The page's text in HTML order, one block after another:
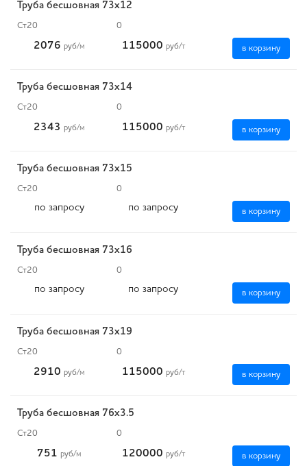
Труба бесшовная 73х12
Ст20 0
2076 руб/м 115000 руб/т в корзину
Труба бесшовная 73х14
Ст20 0
2343 руб/м 115000 руб/т в корзину
Труба бесшовная 73х15
Ст20 0
по запросу по запросу в корзину
Труба бесшовная 73х16
Ст20 0
по запросу по запросу в корзину
Труба бесшовная 73х19
Ст20 0
2910 руб/м 115000 руб/т в корзину
Труба бесшовная 76х3.5
Ст20 0
751 руб/м 120000 руб/т в корзину